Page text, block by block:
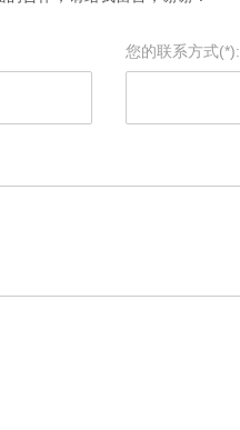
您的联系方式(*):